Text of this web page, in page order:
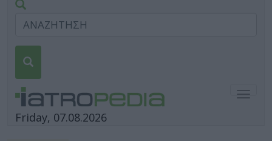
Friday, 07.08.2026